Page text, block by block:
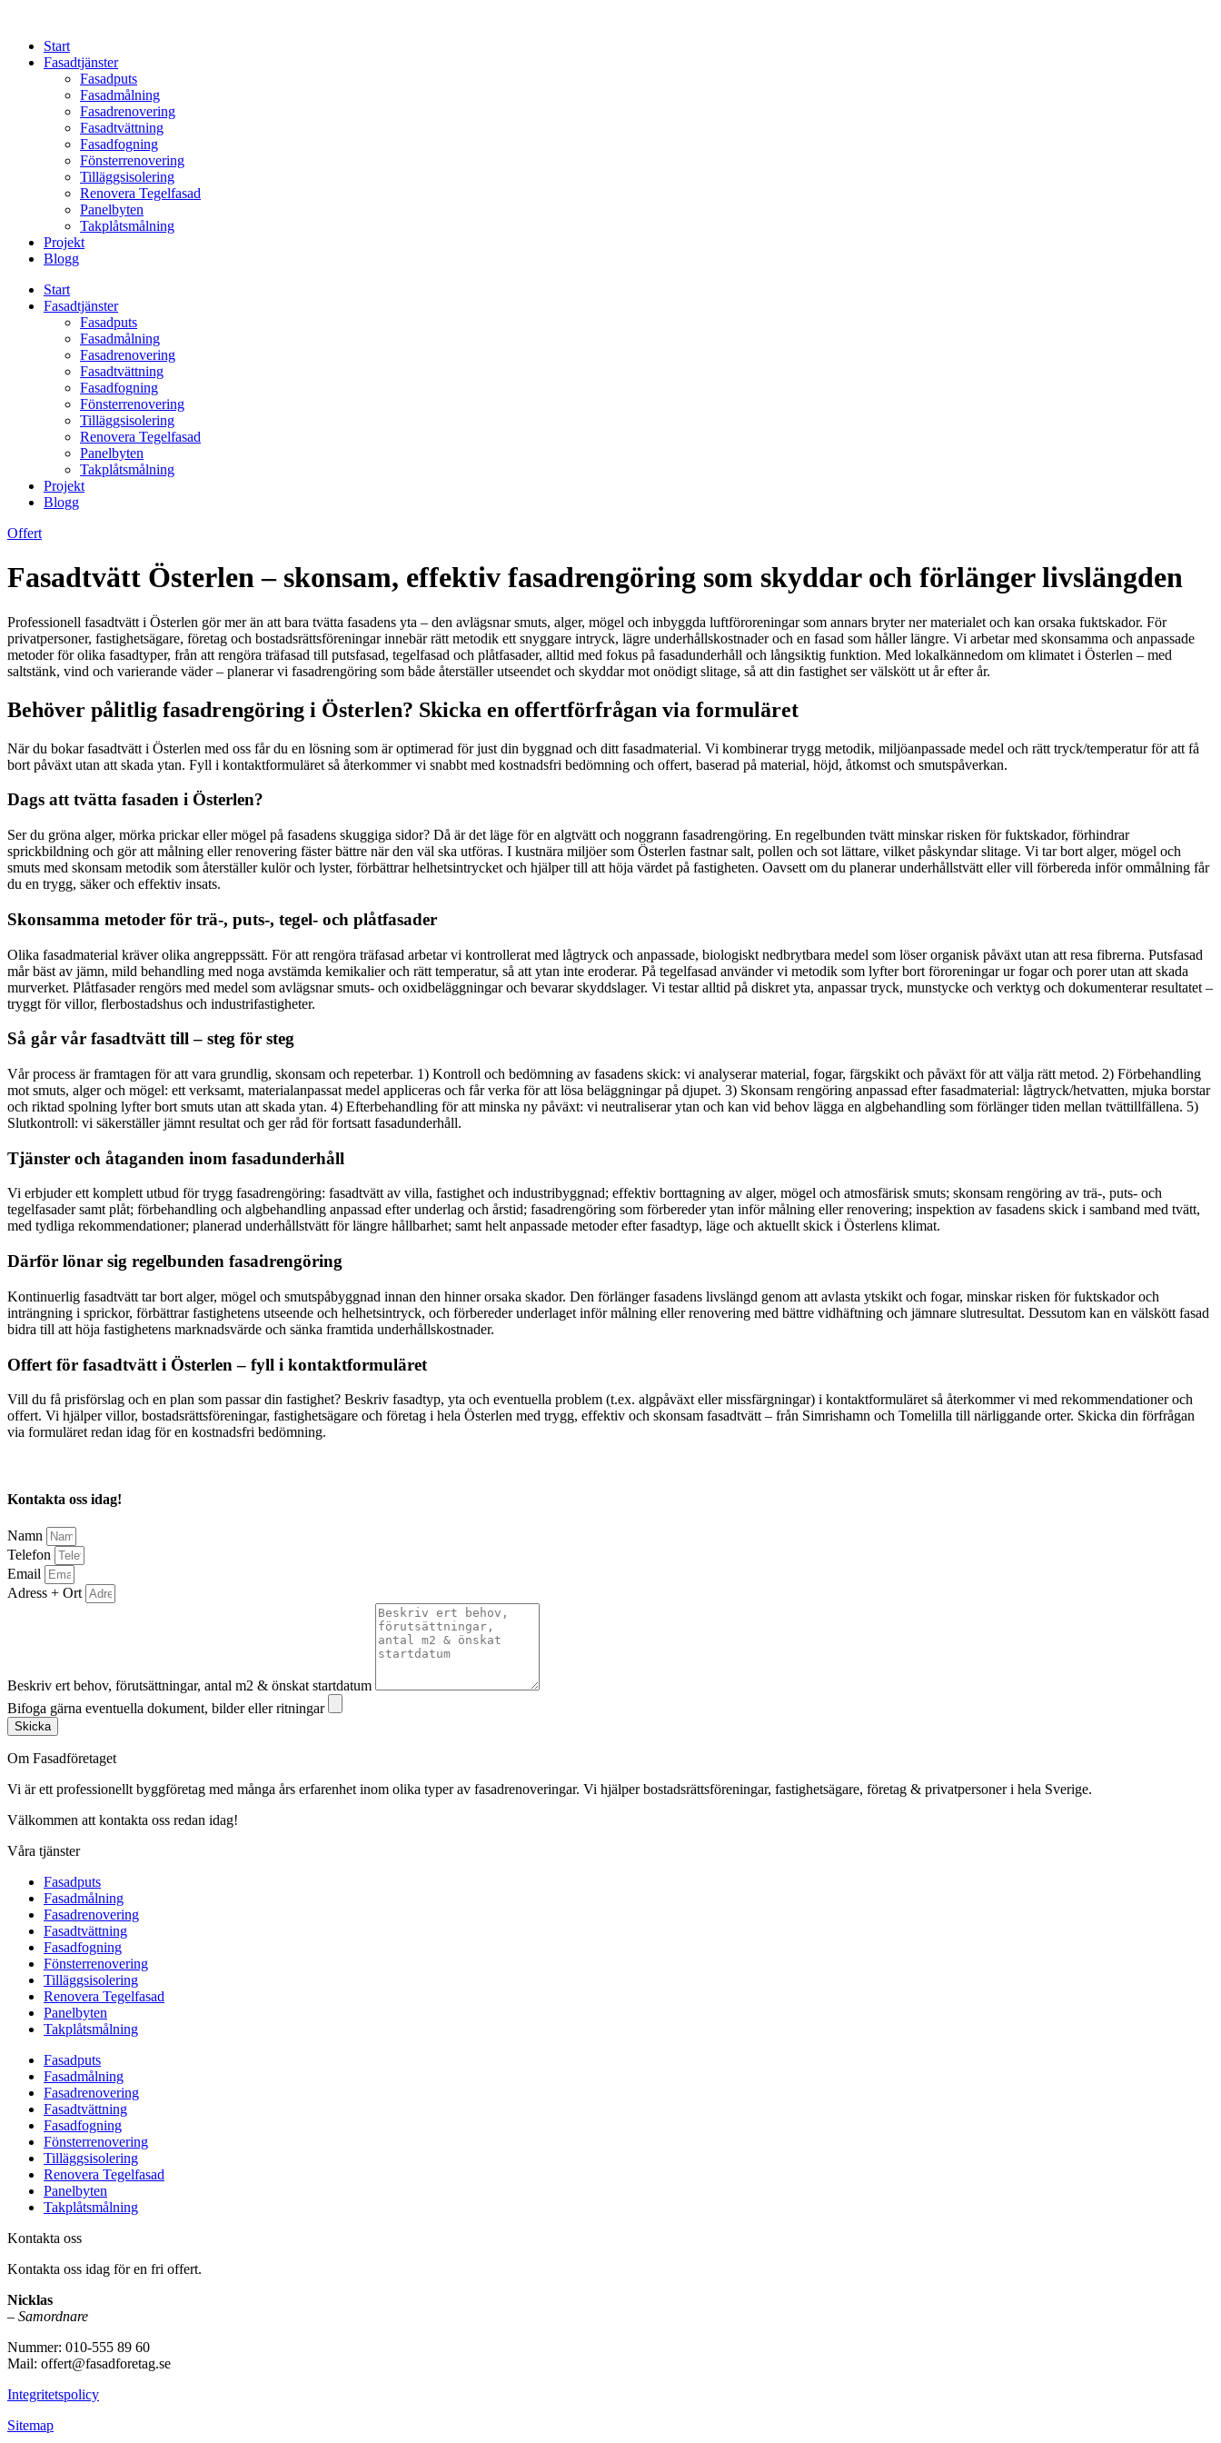
contentStart
Fasadtjänster
Fasadputs
Fasadmålning
Fasadrenovering
Fasadtvättning
Fasadfogning
Fönsterrenovering
Tilläggsisolering
Renovera Tegelfasad
Panelbyten
Takplåtsmålning
Projekt
Blogg
Start
Fasadtjänster
Fasadputs
Fasadmålning
Fasadrenovering
Fasadtvättning
Fasadfogning
Fönsterrenovering
Tilläggsisolering
Renovera Tegelfasad
Panelbyten
Takplåtsmålning
Projekt
Blogg
Offert
Fasadtvätt Österlen – skonsam, effektiv fasadrengöring som skyddar och förlänger livslängden
Professionell fasadtvätt i Österlen gör mer än att bara tvätta fasadens yta – den avlägsnar smuts, alger, mögel och inbyggda luftföroreningar som annars bryter ner materialet och kan orsaka fuktskador. För
privatpersoner, fastighetsägare, företag och bostadsrättsföreningar innebär rätt metodik ett snyggare intryck, lägre underhållskostnader och en fasad som håller längre. Vi arbetar med skonsamma och anpassade
metoder för olika fasadtyper, från att rengöra träfasad till putsfasad, tegelfasad och plåtfasader, alltid med fokus på fasadunderhåll och långsiktig funktion. Med lokalkännedom om klimatet i Österlen – med
saltstänk, vind och varierande väder – planerar vi fasadrengöring som både återställer utseendet och skyddar mot onödigt slitage, så att din fastighet ser välskött ut år efter år.
Behöver pålitlig fasadrengöring i Österlen? Skicka en offertförfrågan via formuläret
När du bokar fasadtvätt i Österlen med oss får du en lösning som är optimerad för just din byggnad och ditt fasadmaterial. Vi kombinerar trygg metodik, miljöanpassade medel och rätt tryck/temperatur för att få
bort påväxt utan att skada ytan. Fyll i kontaktformuläret så återkommer vi snabbt med kostnadsfri bedömning och offert, baserad på material, höjd, åtkomst och smutspåverkan.
Dags att tvätta fasaden i Österlen?
Ser du gröna alger, mörka prickar eller mögel på fasadens skuggiga sidor? Då är det läge för en algtvätt och noggrann fasadrengöring. En regelbunden tvätt minskar risken för fuktskador, förhindrar
sprickbildning och gör att målning eller renovering fäster bättre när den väl ska utföras. I kustnära miljöer som Österlen fastnar salt, pollen och sot lättare, vilket påskyndar slitage. Vi tar bort alger, mögel och
smuts med skonsam metodik som återställer kulör och lyster, förbättrar helhetsintrycket och hjälper till att höja värdet på fastigheten. Oavsett om du planerar underhållstvätt eller vill förbereda inför ommålning får
du en trygg, säker och effektiv insats.
Skonsamma metoder för trä-, puts-, tegel- och plåtfasader
Olika fasadmaterial kräver olika angreppssätt. För att rengöra träfasad arbetar vi kontrollerat med lågtryck och anpassade, biologiskt nedbrytbara medel som löser organisk påväxt utan att resa fibrerna. Putsfasad
mår bäst av jämn, mild behandling med noga avstämda kemikalier och rätt temperatur, så att ytan inte eroderar. På tegelfasad använder vi metodik som lyfter bort föroreningar ur fogar och porer utan att skada
murverket. Plåtfasader rengörs med medel som avlägsnar smuts- och oxidbeläggningar och bevarar skyddslager. Vi testar alltid på diskret yta, anpassar tryck, munstycke och verktyg och dokumenterar resultatet –
tryggt för villor, flerbostadshus och industrifastigheter.
Så går vår fasadtvätt till – steg för steg
Vår process är framtagen för att vara grundlig, skonsam och repeterbar. 1) Kontroll och bedömning av fasadens skick: vi analyserar material, fogar, färgskikt och påväxt för att välja rätt metod. 2) Förbehandling
mot smuts, alger och mögel: ett verksamt, materialanpassat medel appliceras och får verka för att lösa beläggningar på djupet. 3) Skonsam rengöring anpassad efter fasadmaterial: lågtryck/hetvatten, mjuka borstar
och riktad spolning lyfter bort smuts utan att skada ytan. 4) Efterbehandling för att minska ny påväxt: vi neutraliserar ytan och kan vid behov lägga en algbehandling som förlänger tiden mellan tvättillfällena. 5)
Slutkontroll: vi säkerställer jämnt resultat och ger råd för fortsatt fasadunderhåll.
Tjänster och åtaganden inom fasadunderhåll
Vi erbjuder ett komplett utbud för trygg fasadrengöring: fasadtvätt av villa, fastighet och industribyggnad; effektiv borttagning av alger, mögel och atmosfärisk smuts; skonsam rengöring av trä-, puts- och
tegelfasader samt plåt; förbehandling och algbehandling anpassad efter underlag och årstid; fasadrengöring som förbereder ytan inför målning eller renovering; inspektion av fasadens skick i samband med tvätt,
med tydliga rekommendationer; planerad underhållstvätt för längre hållbarhet; samt helt anpassade metoder efter fasadtyp, läge och aktuellt skick i Österlens klimat.
Därför lönar sig regelbunden fasadrengöring
Kontinuerlig fasadtvätt tar bort alger, mögel och smutspåbyggnad innan den hinner orsaka skador. Den förlänger fasadens livslängd genom att avlasta ytskikt och fogar, minskar risken för fuktskador och
inträngning i sprickor, förbättrar fastighetens utseende och helhetsintryck, och förbereder underlaget inför målning eller renovering med bättre vidhäftning och jämnare slutresultat. Dessutom kan en välskött fasad
bidra till att höja fastighetens marknadsvärde och sänka framtida underhållskostnader.
Offert för fasadtvätt i Österlen – fyll i kontaktformuläret
Vill du få prisförslag och en plan som passar din fastighet? Beskriv fasadtyp, yta och eventuella problem (t.ex. algpåväxt eller missfärgningar) i kontaktformuläret så återkommer vi med rekommendationer och
offert. Vi hjälper villor, bostadsrättsföreningar, fastighetsägare och företag i hela Österlen med trygg, effektiv och skonsam fasadtvätt – från Simrishamn och Tomelilla till närliggande orter. Skicka din förfrågan
via formuläret redan idag för en kostnadsfri bedömning.
Kontakta oss idag!
Namn
Telefon
Email
Adress + Ort
Beskriv ert behov, förutsättningar, antal m2 & önskat startdatum
Bifoga gärna eventuella dokument, bilder eller ritningar
Skicka
Om Fasadföretaget
Vi är ett professionellt byggföretag med många års erfarenhet inom olika typer av fasadrenoveringar. Vi hjälper bostadsrättsföreningar, fastighetsägare, företag & privatpersoner i hela Sverige.
Välkommen att kontakta oss redan idag!
Våra tjänster
Fasadputs
Fasadmålning
Fasadrenovering
Fasadtvättning
Fasadfogning
Fönsterrenovering
Tilläggsisolering
Renovera Tegelfasad
Panelbyten
Takplåtsmålning
Fasadputs
Fasadmålning
Fasadrenovering
Fasadtvättning
Fasadfogning
Fönsterrenovering
Tilläggsisolering
Renovera Tegelfasad
Panelbyten
Takplåtsmålning
Kontakta oss
Kontakta oss idag för en fri offert.
Nicklas
– Samordnare
Nummer: 010-555 89 60
Mail: offert@fasadforetag.se
Integritetspolicy
Sitemap